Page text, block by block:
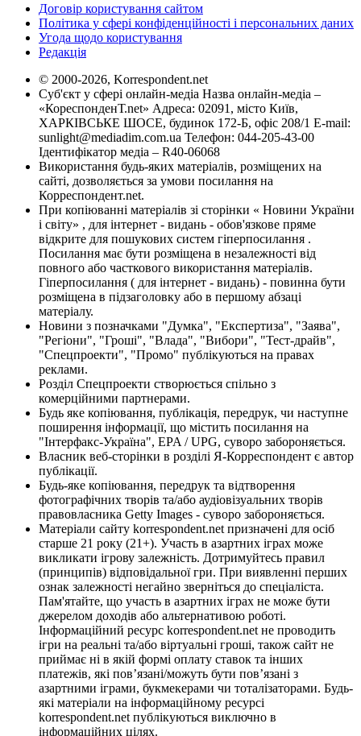
Договір користування сайтом
Політика у сфері конфіденційності і персональних даних
Угода щодо користування
Редакція
© 2000-2026, Korrespondent.net
Суб'єкт у сфері онлайн-медіа Назва онлайн-медіа –
«КореспонденТ.net» Адреса: 02091, місто Київ,
ХАРКІВСЬКЕ ШОСЕ, будинок 172-Б, офіс 208/1 E-mail:
sunlight@mediadim.com.ua Телефон: 044-205-43-00
Ідентифікатор медіа – R40-06068
Використання будь-яких матеріалів, розміщених на
сайті, дозволяється за умови посилання на
Корреспондент.net.
При копіюванні матеріалів зі сторінки « Новини України
і світу» , для інтернет - видань - обов'язкове пряме
відкрите для пошукових систем гіперпосилання .
Посилання має бути розміщена в незалежності від
повного або часткового використання матеріалів.
Гіперпосилання ( для інтернет - видань) - повинна бути
розміщена в підзаголовку або в першому абзаці
матеріалу.
Новини з позначками "Думка", "Експертиза", "Заява",
"Регіони", "Гроші", "Влада", "Вибори", "Тест-драйв",
"Спецпроекти", "Промо" публікуються на правах
реклами.
Розділ Спецпроекти створюється спільно з
комерційними партнерами.
Будь яке копіювання, публікація, передрук, чи наступне
поширення інформації, що містить посилання на
"Інтерфакс-Україна", EPA / UPG, суворо забороняється.
Власник веб-сторінки в розділі Я-Корреспондент є автор
публікації.
Будь-яке копіювання, передрук та відтворення
фотографічних творів та/або аудіовізуальних творів
правовласника Getty Images - суворо забороняється.
Матеріали сайту korrespondent.net призначені для осіб
старше 21 року (21+). Участь в азартних іграх може
викликати ігрову залежність. Дотримуйтесь правил
(принципів) відповідальної гри. При виявленні перших
ознак залежності негайно зверніться до спеціаліста.
Пам'ятайте, що участь в азартних іграх не може бути
джерелом доходів або альтернативою роботі.
Інформаційний ресурс korrespondent.net не проводить
ігри на реальні та/або віртуальні гроші, також сайт не
приймає ні в якій формі оплату ставок та інших
платежів, які пов’язані/можуть бути пов’язані з
азартними іграми, букмекерами чи тоталізаторами. Будь-
які матеріали на інформаційному ресурсі
korrespondent.net публікуються виключно в
інформаційних цілях.